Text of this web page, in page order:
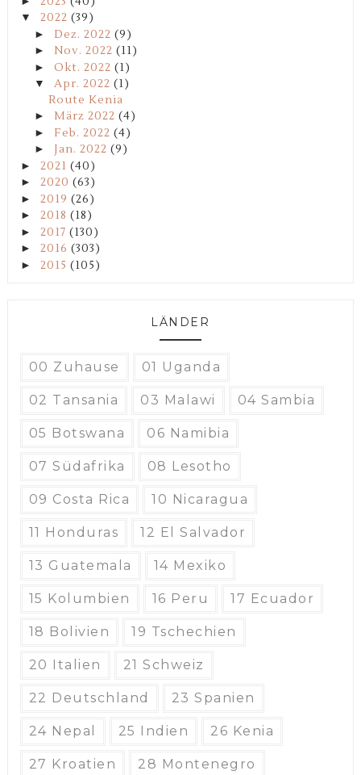
▼ 2022 (39)
► Dez. 2022 (9)
► Nov. 2022 (11)
► Okt. 2022 (1)
▼ Apr. 2022 (1)
Route Kenia
► März 2022 (4)
► Feb. 2022 (4)
► Jan. 2022 (9)
► 2021 (40)
► 2020 (63)
► 2019 (26)
► 2018 (18)
► 2017 (130)
► 2016 (303)
► 2015 (105)
LÄNDER
00 Zuhause 01 Uganda
02 Tansania 03 Malawi 04 Sambia
05 Botswana 06 Namibia
07 Südafrika 08 Lesotho
09 Costa Rica 10 Nicaragua
11 Honduras 12 El Salvador
13 Guatemala 14 Mexiko
15 Kolumbien 16 Peru 17 Ecuador
18 Bolivien 19 Tschechien
20 Italien 21 Schweiz
22 Deutschland 23 Spanien
24 Nepal 25 Indien 26 Kenia
27 Kroatien 28 Montenegro